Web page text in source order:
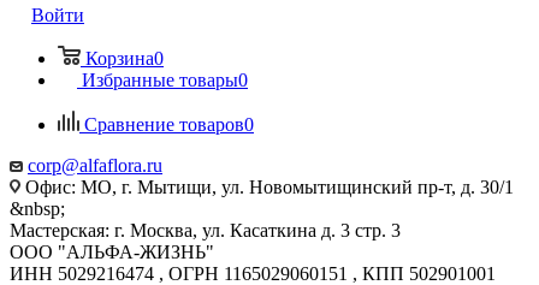
Войти
Корзина0
Избранные товары0
Сравнение товаров0
corp@alfaflora.ru
Офис: МО, г. Мытищи, ул. Новомытищинский пр-т, д. 30/1
&nbsp;
Мастерская: г. Москва, ул. Касаткина д. 3 стр. 3
ООО "АЛЬФА-ЖИЗНЬ"
ИНН 5029216474 , ОГРН 1165029060151 , КПП 502901001